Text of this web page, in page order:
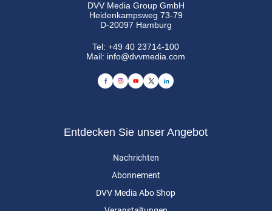
DVV Media Group GmbH
Heidenkampsweg 73-79
D-20097 Hamburg
Tel:+49 40 23714-100
Mail: info@dvvmedia.com
Entdecken Sie unser Angebot
Nachrichten
Abonnement
DVV Media Abo Shop